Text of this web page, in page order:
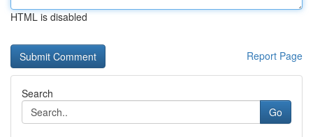
HTML is disabled
Report Page
Search
Go